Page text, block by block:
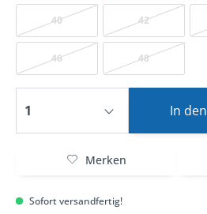
40 42
46 48
In den
Merken
Sofort versandfertig!